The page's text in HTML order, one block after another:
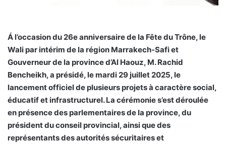
Á l’occasion du 26e anniversaire de la Fête du Trône, le
Wali par intérim de la région Marrakech-Safi et
Gouverneur de la province d’Al Haouz, M. Rachid
Bencheikh, a présidé, le mardi 29 juillet 2025, le
lancement officiel de plusieurs projets à caractère social,
éducatif et infrastructurel. La cérémonie s’est déroulée
en présence des parlementaires de la province, du
président du conseil provincial, ainsi que des
représentants des autorités sécuritaires et